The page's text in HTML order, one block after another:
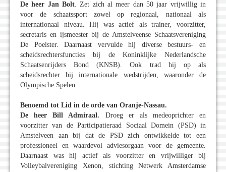
De heer Jan Bolt. Zet zich al meer dan 50 jaar vrijwillig in
voor de schaatssport zowel op regionaal, nationaal als
internationaal niveau. Hij was actief als trainer, voorzitter,
secretaris en ijsmeester bij de Amstelveense Schaatsvereniging
De Poelster. Daarnaast vervulde hij diverse bestuurs- en
scheidsrechtersfuncties bij de Koninklijke Nederlandsche
Schaatsenrijders Bond (KNSB). Ook trad hij op als
scheidsrechter bij internationale wedstrijden, waaronder de
Olympische Spelen.
Benoemd tot Lid in de orde van Oranje-Nassau.
De heer Bill Admiraal. Droeg er als medeoprichter en
voorzitter van de Participatieraad Sociaal Domein (PSD) in
Amstelveen aan bij dat de PSD zich ontwikkelde tot een
professioneel en waardevol adviesorgaan voor de gemeente.
Daarnaast was hij actief als voorzitter en vrijwilliger bij
Volleybalvereniging Xenon, stichting Netwerk Amsterdamse